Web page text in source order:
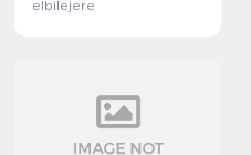
elbilejere